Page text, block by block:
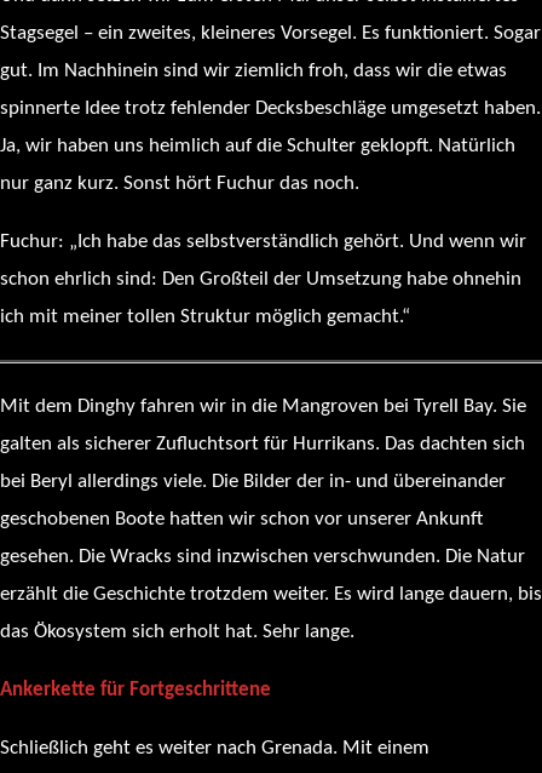
Stagsegel – ein zweites, kleineres Vorsegel. Es funktioniert. Sogar
gut. Im Nachhinein sind wir ziemlich froh, dass wir die etwas
spinnerte Idee trotz fehlender Decksbeschläge umgesetzt haben.
Ja, wir haben uns heimlich auf die Schulter geklopft. Natürlich
nur ganz kurz. Sonst hört Fuchur das noch.
Fuchur: „Ich habe das selbstverständlich gehört. Und wenn wir
schon ehrlich sind: Den Großteil der Umsetzung habe ohnehin
ich mit meiner tollen Struktur möglich gemacht.“
Mit dem Dinghy fahren wir in die Mangroven bei Tyrell Bay. Sie
galten als sicherer Zufluchtsort für Hurrikans. Das dachten sich
bei Beryl allerdings viele. Die Bilder der in- und übereinander
geschobenen Boote hatten wir schon vor unserer Ankunft
gesehen. Die Wracks sind inzwischen verschwunden. Die Natur
erzählt die Geschichte trotzdem weiter. Es wird lange dauern, bis
das Ökosystem sich erholt hat. Sehr lange.
Ankerkette für Fortgeschrittene
Schließlich geht es weiter nach Grenada. Mit einem